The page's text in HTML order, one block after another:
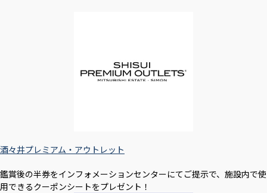
酒々井プレミアム・アウトレット
鑑賞後の半券をインフォメーションセンターにてご提示で、施設内で使
用できるクーポンシートをプレゼント！